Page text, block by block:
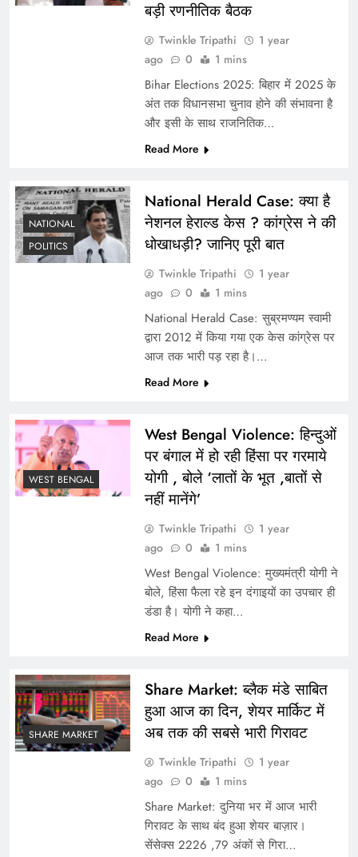
मात्र 40 करोड़ में खरीदें अमेरिकी नागरिकता, डोनाल्ड ट्रंप ने
किया “गोल्ड कार्ड” का ऐलान
“AAP की फिर बढ़ सकती हैं मुश्किलें, CAG रिपोर्ट में सिद्ध
हुआ भ्रष्टाचार।”
महाकुंभ का समापन, 65 करोड़ श्रद्धालुओं ने लगाई आस्था की
डुबकी
बड़ी रणनीतिक बैठक
Twinkle Tripathi
1 year
ago
0 1 mins
Bihar Elections 2025: बिहार में 2025 के
अंत तक विधानसभा चुनाव होने की संभावना है
और इसी के साथ राजनितिक…
Read More
NATIONAL
POLITICS
National Herald Case: क्या है
नेशनल हेराल्ड केस ? कांग्रेस ने की
धोखाधड़ी? जानिए पूरी बात
Twinkle Tripathi
1 year
ago
0 1 mins
National Herald Case: सुब्रमण्यम स्वामी
द्वारा 2012 में किया गया एक केस कांग्रेस पर
आज तक भारी पड़ रहा है।…
Read More
WEST BENGAL
West Bengal Violence: हिन्दुओं
पर बंगाल में हो रही हिंसा पर गरमाये
योगी , बोले ‘लातों के भूत ,बातों से
नहीं मानेंगे’
Twinkle Tripathi
1 year
ago
0 1 mins
West Bengal Violence: मुख्यमंत्री योगी ने
बोले, हिंसा फैला रहे इन दंगाइयों का उपचार ही
डंडा है। योगी ने कहा…
Read More
SHARE MARKET
Share Market: ब्लैक मंडे साबित
हुआ आज का दिन, शेयर मार्किट में
अब तक की सबसे भारी गिरावट
Twinkle Tripathi
1 year
ago
0 1 mins
Share Market: दुनिया भर में आज भारी
गिरावट के साथ बंद हुआ शेयर बाज़ार।
सेंसेक्स 2226 ,79 अंकों से गिरा…